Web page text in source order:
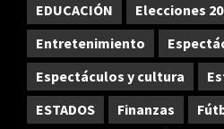
EDUCACIÓN
Elecciones
Entretenimiento
Espectáculos y cultura
ESTADOS
Finanzas